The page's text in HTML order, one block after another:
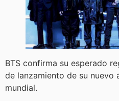
BTS confirma su esperado
de lanzamiento de su nuevo
mundial.